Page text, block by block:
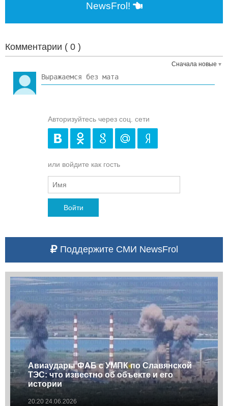
NewsFrol!
Комментарии ( 0 )
Сначала новые
Авторизуйтесь через соц. сети
или войдите как гость
Войти
Поддержите СМИ NewsFrol
Авиаудары ФАБ с УМПК по Славянской
ТЭС: что известно об объекте и его
истории
20:20 24.06.2026